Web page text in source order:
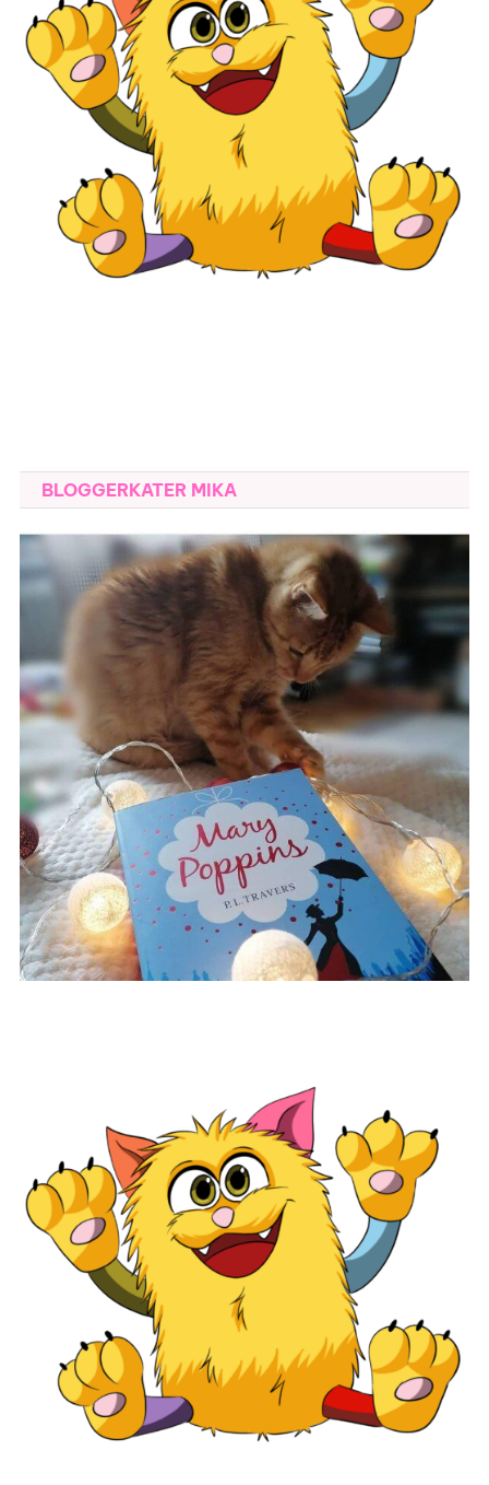
BLOGGERKATER MIKA